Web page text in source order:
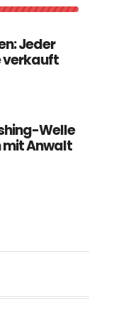
Jeder
verkauft
Welle
mit Anwalt